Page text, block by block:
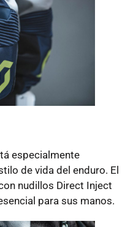
especialmente
de vida del enduro. El
nudillos Direct Inject
para sus manos.